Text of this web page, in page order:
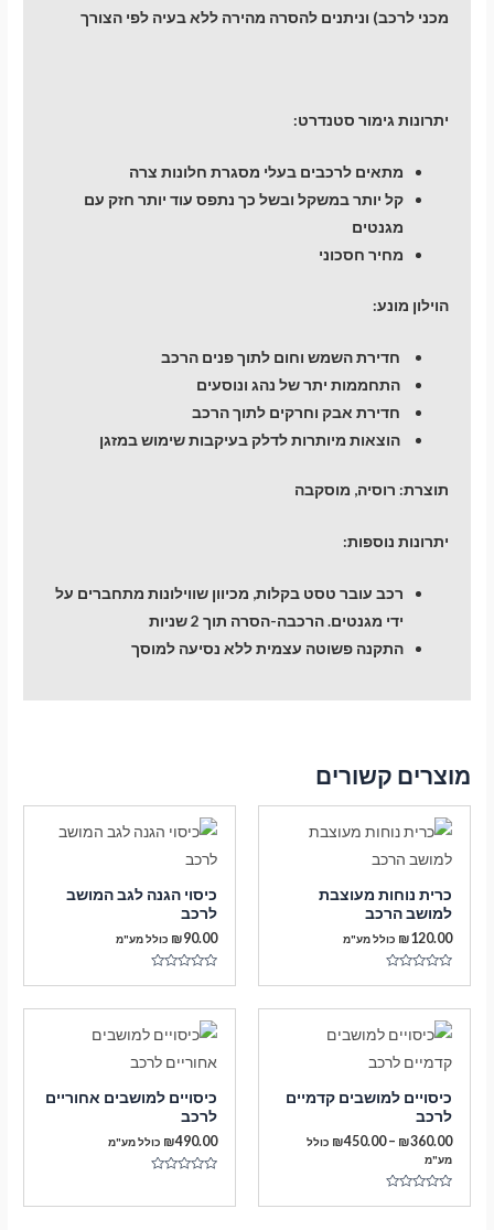
מכני לרכב) וניתנים להסרה מהירה ללא בעיה לפי הצורך
יתרונות גימור סטנדרט:
מתאים לרכבים בעלי מסגרת חלונות צרה
קל יותר במשקל ובשל כך נתפס עוד יותר חזק עם
מגנטים
מחיר חסכוני
הוילון מונע:
חדירת השמש וחום לתוך פנים הרכב
התחממות יתר של נהג ונוסעים
חדירת אבק וחרקים לתוך הרכב
הוצאות מיותרות לדלק בעיקבות שימוש במזגן
תוצרת: רוסיה, מוסקבה
יתרונות נוספות:
רכב עובר טסט בקלות, מכיוון שווילונות מתחברים על
ידי מגנטים. הרכבה-הסרה תוך 2 שניות
התקנה פשוטה עצמית ללא נסיעה למוסך
מוצרים קשורים
כרית נוחות מעוצבת
למושב הרכב
₪120.00 כולל מע"מ
כיסוי הגנה לגב המושב
לרכב
₪90.00 כולל מע"מ
כיסויים למושבים קדמיים
לרכב
₪360.00
–
₪450.00
טווח
⁦₪450.00⁩
כולל
מע"מ
כיסויים למושבים אחוריים
לרכב
₪490.00 כולל מע"מ
מתוך